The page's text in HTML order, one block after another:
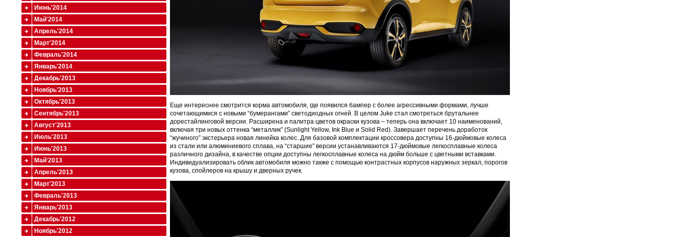
Еще интереснее смотрится корма автомобиля, где появился бампер с более агрессивными формами, лучше
сочетающимися с новыми “бумерангами” светодиодных огней. В целом Juke стал смотреться брутальнее
дорестайлинговой версии. Расширена и палитра цветов окраски кузова – теперь она включает 10 наименований,
включая три новых оттенка “металлик” (Sunlight Yellow, Ink Blue и Solid Red). Завершает перечень доработок
“жучиного” экстерьера новая линейка колес. Для базовой комплектации кроссовера доступны 16-дюймовые колеса
из стали или алюминиевого сплава, на “старшие” версии устанавливаются 17-дюймовые легкосплавные колеса
различного дизайна, в качестве опции доступны легкосплавные колеса на дюйм больше с цветными вставками.
Индивидуализировать облик автомобиля можно также с помощью контрастных корпусов наружных зеркал, порогов
кузова, спойлеров на крышу и дверных ручек.
Июнь'2014
Май'2014
Апрель'2014
Март'2014
Февраль'2014
Январь'2014
Декабрь'2013
Ноябрь'2013
Октябрь'2013
Сентябрь'2013
Август'2013
Июль'2013
Июнь'2013
Май'2013
Апрель'2013
Март'2013
Февраль'2013
Январь'2013
Декабрь'2012
Ноябрь'2012